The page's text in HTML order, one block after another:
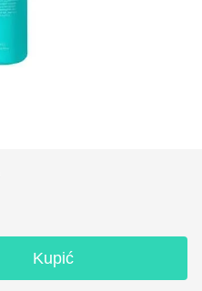
Kupić